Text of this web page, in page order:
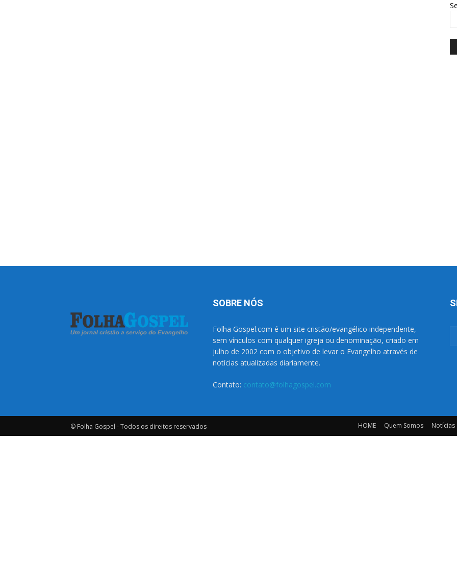
SOBRE NÓS
Folha Gospel.com é um site cristão/evangélico independente,
sem vínculos com qualquer igreja ou denominação, criado em
julho de 2002 com o objetivo de levar o Evangelho através de
notícias atualizadas diariamente.
Contato: contato@folhagospel.com
© Folha Gospel - Todos os direitos reservados HOME Quem Somos Notícias